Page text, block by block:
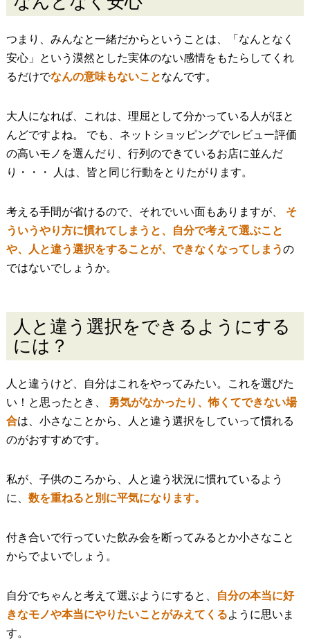
つまり、みんなと一緒だからということは、「なんとなく
安心」という漠然とした実体のない感情をもたらしてくれ
るだけでなんの意味もないことなんです。
大人になれば、これは、理屈として分かっている人がほと
んどですよね。 でも、ネットショッピングでレビュー評価
の高いモノを選んだり、行列のできているお店に並んだ
り・・・ 人は、皆と同じ行動をとりたがります。
考える手間が省けるので、それでいい面もありますが、 そ
ういうやり方に慣れてしまうと、自分で考えて選ぶこと
や、人と違う選択をすることが、できなくなってしまうの
ではないでしょうか。
人と違う選択をできるようにする
には？
人と違うけど、自分はこれをやってみたい。これを選びた
い！と思ったとき、
勇気がなかったり、怖くてできない場
合は、小さなことから、人と違う選択をしていって慣れる
のがおすすめです。
私が、子供のころから、人と違う状況に慣れているよう
に、 数を重ねると別に平気になります。
付き合いで行っていた飲み会を断ってみるとか小さなこと
からでよいでしょう。
自分でちゃんと考えて選ぶようにすると、
自分の本当に好
きなモノや本当にやりたいことがみえてくるように思いま
す。